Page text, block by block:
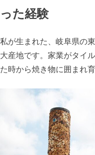
った経験
私が生まれた、岐阜県の
大産地です。家業がタイ
た時から焼き物に囲まれ育